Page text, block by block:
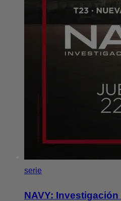
serie
NAVY: Investigación